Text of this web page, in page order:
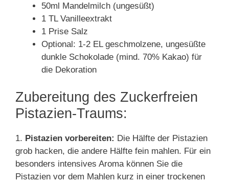
50ml Mandelmilch (ungesüßt)
1 TL Vanilleextrakt
1 Prise Salz
Optional: 1-2 EL geschmolzene, ungesüßte
dunkle Schokolade (mind. 70% Kakao) für
die Dekoration
Zubereitung des Zuckerfreien
Pistazien-Traums:
1. Pistazien vorbereiten: Die Hälfte der Pistazien
grob hacken, die andere Hälfte fein mahlen. Für ein
besonders intensives Aroma können Sie die
Pistazien vor dem Mahlen kurz in einer trockenen